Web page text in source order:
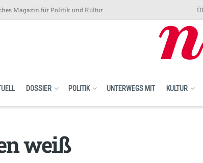
Magazin für Politik und Kultur
DOSSIER POLITIK UNTERWEGS MIT KULTUR
weiß